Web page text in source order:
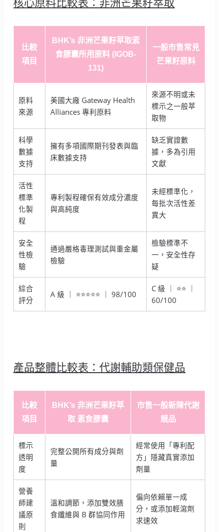
比較
項目
BHK’s 非洲芒果籽萃取素
食膠囊所用原料 (IGOB-
131)
一般市售常見
芒果籽原料
原料
來源
美國大廠 Gateway Health
Alliances 專利原料
來源不明或未
標示之一般萃
取物
科學
數據
支持
擁有多項國際期刊發表與臨
床數據支持
缺乏實證數
據，多為引用
文獻
活性
標準
化製
程
專利製程確保有效成分濃度
與高純度
未經標準化，
每批次活性差
異大
安全
性檢
驗
通過嚴格毒理測試與重金屬
檢驗
檢驗標準不
一，安全性存
疑
綜合
評分
A 級 ｜ ⭐⭐⭐⭐⭐ ｜ 98/100
C 級 ｜ ⭐⭐ ｜
60/100
產品整體比較表：代謝輔助類保健品
比較
項目
BHK’s 非洲芒果籽萃
取 素食膠囊
市售一般新陳代謝
競品
標示
透明
度
完整公開所有成分與劑
量
經常使用「專利配
方」隱藏真實添加
劑量
營養
師建
議原
則
溫和調節，添加雙效膳
食纖維與 B 群協同作用
偏向依賴單一成
分，或添加輕瀉劑
求速效